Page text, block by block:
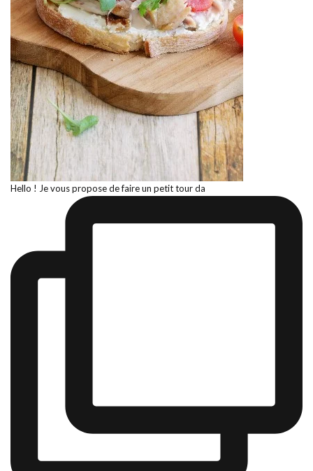
Hello ! Je vous propose de faire un petit tour da